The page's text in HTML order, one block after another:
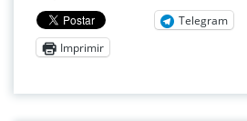
Telegram
Imprimir